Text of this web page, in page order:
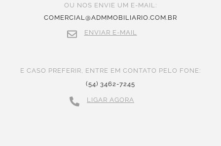
OU NOS ENVIE UM E-MAIL:
COMERCIAL@ADMMOBILIARIO.COM.BR
ENVIAR E-MAIL
E CASO PREFERIR, ENTRE EM CONTATO PELO FONE:
(54) 3462-7245
LIGAR AGORA